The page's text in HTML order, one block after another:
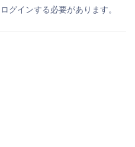
グインする必要があります。